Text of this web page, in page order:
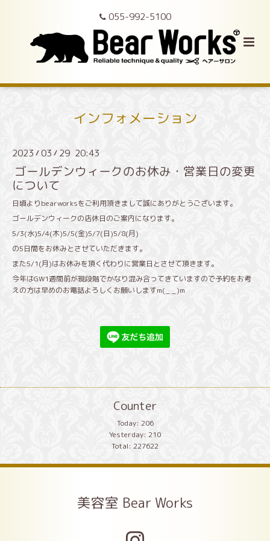
055-992-5100
インフォメーション
2023 /03 / 29 20:43
ゴールデンウィークのお休み・営業日の変更
について
日頃よりbearworksをご利用頂きまして誠にありがとうございます。
ゴールデンウィークの店休日のご案内になります。
5/3(水)5/4(木)5/5(金)5/7(日)5/8(月)
の5日間をお休みとさせていただきます。
また5/1(月)はお休みを頂く代わりに営業日とさせて頂きます。
今年はGW1週間前が現段階でかなり混み合ってきていますので予約をお考
えの方は早めのお電話よろしくお願いしますm(_ _)m
Counter
Today: 206
Yesterday: 210
Total: 227622
美容室 Bear Works